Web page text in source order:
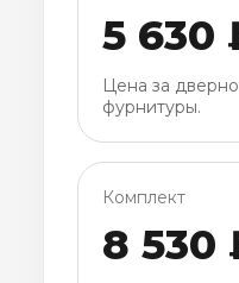
5 630
Цена за
фурнитуры.
Комплект
8 530